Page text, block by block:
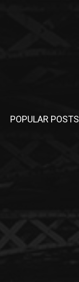
POPULAR POSTS